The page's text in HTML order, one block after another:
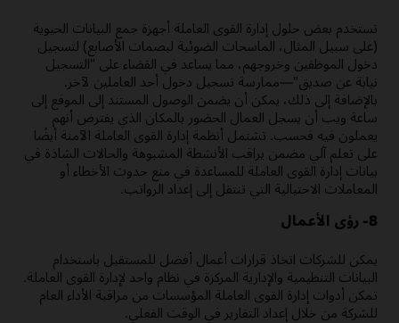
تستخدم بعض حلول إدارة القوى العاملة أجهزة جمع البيانات الحيوية
(على سبيل المثال، الماسحات الضوئية لبصمات الأصابع) لتسجيل
دخول الموظفين وخروجهم، مما يساعد في القضاء على "التسجيل
نيابة عن صديق"—ممارسة تسجيل دخول أحد العاملين لآخر.
بالإضافة إلى ذلك، يمكن أن يضمن الوصول المستند إلى الموقع إلى
ساعة ويب أن يسجل العمال الحضور بالمكان الذي يفترض أنهم
يعملون فيه فحسب. تشتمل أنظمة إدارة القوى العاملة الآمنة أيضًا
على تعلم آلي مضمن يراقب الأنشطة المشبوهة والحالات الشاذة في
بيانات إدارة القوى العاملة للمساعدة في منع حدوث الأخطاء أو
المعاملات الاحتيالية التي تنتقل إلى إعداد الرواتب.
8- رؤى الأعمال
يمكن للشركات اتخاذ قرارات أعمال أفضل للمستقبل باستخدام
البيانات التنظيمية والإدارية المركزة في نظام واحد لإدارة القوى العاملة.
تمكن أدوات إدارة القوى العاملة المؤسسات من مراقبة الأداء العام
للشركة من خلال إعداد التقارير في الوقت الفعلي.